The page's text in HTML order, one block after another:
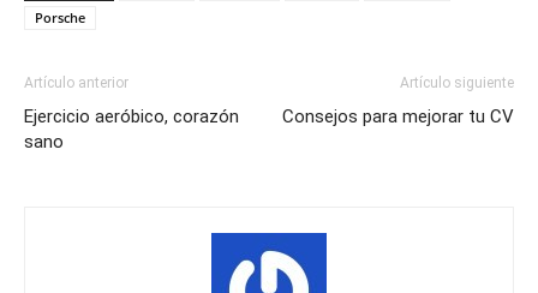
Porsche
Artículo anterior
Ejercicio aeróbico, corazón
sano
Artículo siguiente
Consejos para mejorar tu CV